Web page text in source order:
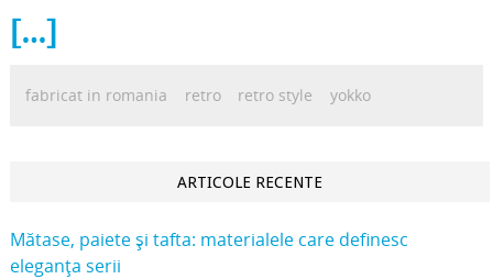
[…]
fabricat in romania retro retro style yokko
ARTICOLE RECENTE
Mătase, paiete și tafta: materialele care definesc
eleganța serii